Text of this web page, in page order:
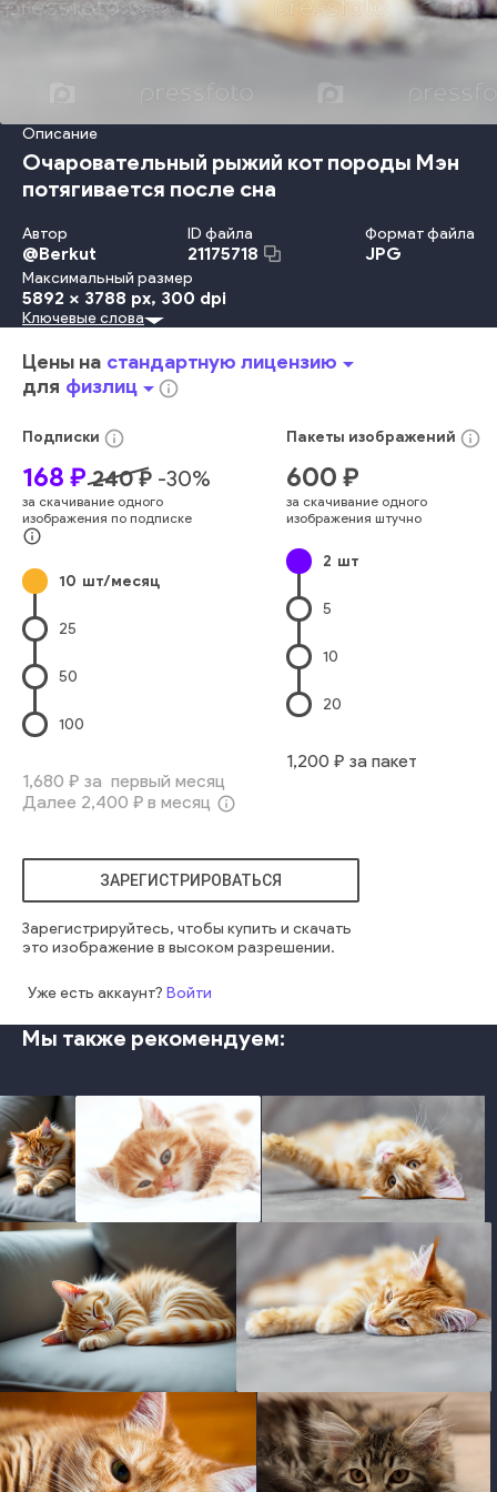
Описание
Очаровательный рыжий кот породы Мэн
потягивается после сна
Автор
@Berkut
ID файла
21175718
Формат файла
JPG
Максимальный размер
5892 x 3788 px, 300 dpi
Смотреть Животное
Мейн Кун
Портрет красный глаза милый
внутренний
дом закрытый
очаровательный
зевать
пушистый
красивый
Ключевые слова
Цены на стандартную лицензиюarrow_drop_down
для физлицarrow_drop_downinfo_outline
Подписки info_outline
168 ₽ 240₽ -30%
за скачивание одного
изображения по подписке
info_outline
10 шт/месяц
25
50
100
1,680 ₽ за первый месяц
Далее 2,400 ₽ в месяц info_outline
Пакеты изображений info_outline
600 ₽
за скачивание одного
изображения штучно
2 шт
5
10
20
1,200 ₽ за пакет
ЗАРЕГИСТРИРОВАТЬСЯ
Зарегистрируйтесь, чтобы купить и скачать
это изображение в высоком разрешении.
Уже есть аккаунт? Войти
Мы также рекомендуем:
photo photo
photo